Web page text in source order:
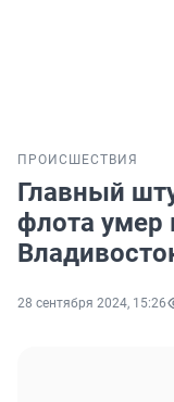
ПРОИСШЕСТВИЯ
Главный
флота умер
28 сентября 2024, 15:26